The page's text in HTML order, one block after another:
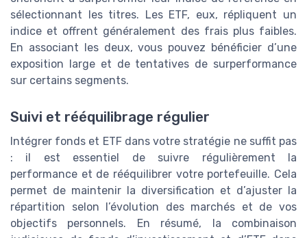
sélectionnant les titres. Les ETF, eux, répliquent un
indice et offrent généralement des frais plus faibles.
En associant les deux, vous pouvez bénéficier d’une
exposition large et de tentatives de surperformance
sur certains segments.
Suivi et rééquilibrage régulier
Intégrer fonds et ETF dans votre stratégie ne suffit pas
: il est essentiel de suivre régulièrement la
performance et de rééquilibrer votre portefeuille. Cela
permet de maintenir la diversification et d’ajuster la
répartition selon l’évolution des marchés et de vos
objectifs personnels. En résumé, la combinaison